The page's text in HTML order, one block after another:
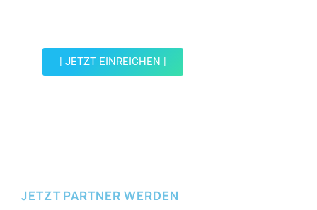
| JETZT EINREICHEN |
JETZT PARTNER WERDEN